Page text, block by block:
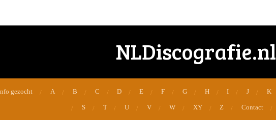
NLDiscografie.nl
gezocht A B C D E F G H I J K
S T U V W XY Z Contact